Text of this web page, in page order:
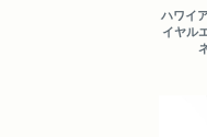
ハワイ
イヤル